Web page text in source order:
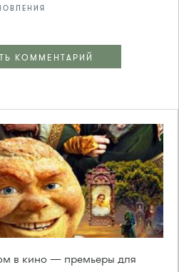
КОММЕНТАРИЙ
в кино — премьеры для